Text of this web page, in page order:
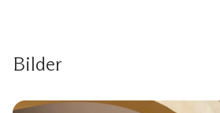
Bilder